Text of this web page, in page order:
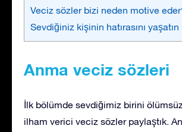
Veciz sözler bizi neden motive
Sevdiğiniz kişinin hatırasını yaşatın
Anma veciz sözleri
İlk bölümde sevdiğimiz birini
ilham verici veciz sözler paylaştık.